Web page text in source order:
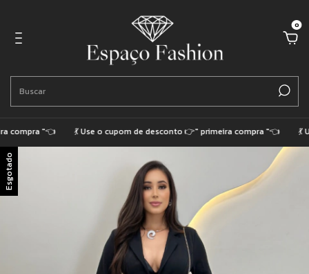
0
"👈 💃 Use o cupom de desconto 👉" primeira compra "👈 💃
Esgotado